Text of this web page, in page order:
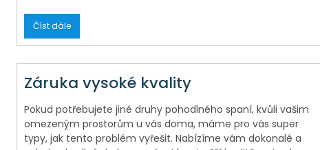
Číst dále
Záruka vysoké kvality
Pokud potřebujete jiné druhy pohodlného spaní, kvůli vašim
omezeným prostorům u vás doma, máme pro vás super
typy, jak tento problém vyřešit. Nabízíme vám dokonalé a